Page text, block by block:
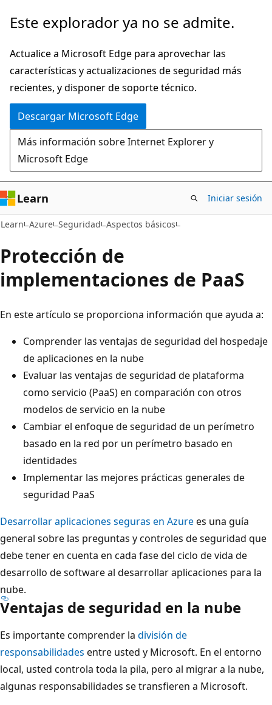
Ir
contenido
principal
Este explorador ya no se admite.
Actualice a Microsoft Edge para aprovechar las
características y actualizaciones de seguridad más
recientes, y disponer de soporte técnico.
Descargar Microsoft Edge
Más información sobre Internet Explorer y
Microsoft Edge
Learn Iniciar sesión
Learn Azure Seguridad Aspectos básicos
Protección de
implementaciones de PaaS
En este artículo se proporciona información que ayuda a:
Comprender las ventajas de seguridad del hospedaje
de aplicaciones en la nube
Evaluar las ventajas de seguridad de plataforma
como servicio (PaaS) en comparación con otros
modelos de servicio en la nube
Cambiar el enfoque de seguridad de un perímetro
basado en la red por un perímetro basado en
identidades
Implementar las mejores prácticas generales de
seguridad PaaS
Desarrollar aplicaciones seguras en Azurees una guía
general sobre las preguntas y controles de seguridad que
debe tener en cuenta en cada fase del ciclo de vida de
desarrollo de software al desarrollar aplicaciones para la
nube.
Ventajas de seguridad en la nube
Es importante comprender la división de
responsabilidades entre usted y Microsoft. En el entorno
local, usted controla toda la pila, pero al migrar a la nube,
algunas responsabilidades se transfieren a Microsoft.